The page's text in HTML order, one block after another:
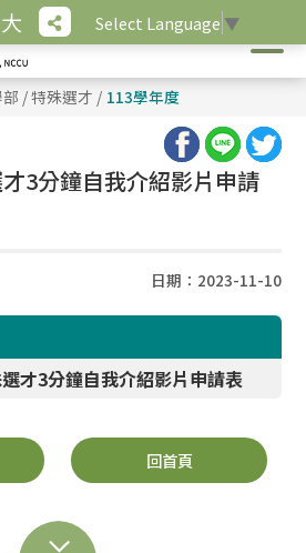
大 Select Language ▼
/特殊選才 / 113學年度
3分鐘自我介紹影片申請
日期：2023-11-10
才3分鐘自我介紹影片申請表
回首頁